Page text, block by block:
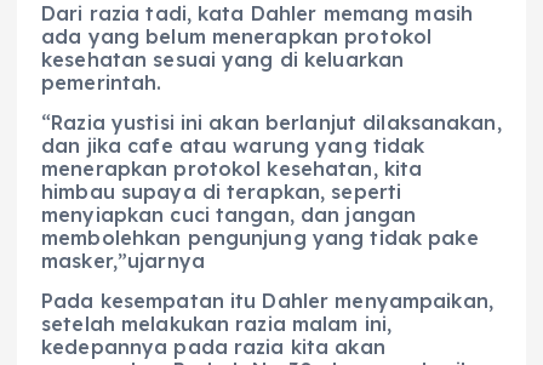
Dari razia tadi, kata Dahler memang masih
ada yang belum menerapkan protokol
kesehatan sesuai yang di keluarkan
pemerintah.
“Razia yustisi ini akan berlanjut dilaksanakan,
dan jika cafe atau warung yang tidak
menerapkan protokol kesehatan, kita
himbau supaya di terapkan, seperti
menyiapkan cuci tangan, dan jangan
membolehkan pengunjung yang tidak pake
masker,”ujarnya
Pada kesempatan itu Dahler menyampaikan,
setelah melakukan razia malam ini,
kedepannya pada razia kita akan